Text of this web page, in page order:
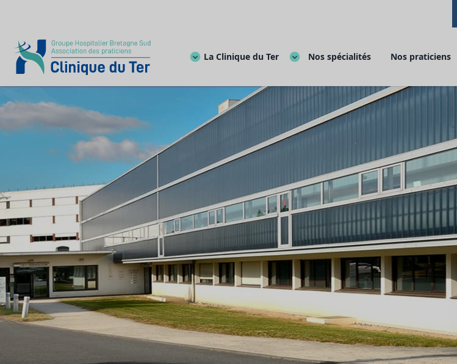
La Clinique du Ter Nos spécialités Nos praticiens